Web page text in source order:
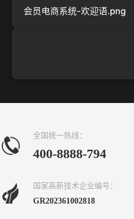
会员电商系统-欢迎语.png
全国统一热线：
400-8888-794
国家高新技术企业编号：
GR202361002818